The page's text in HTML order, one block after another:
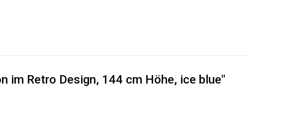
im Retro Design, 144 cm Höhe, ice blue"